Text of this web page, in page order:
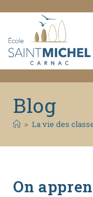
content
Blog
> La vie des
On